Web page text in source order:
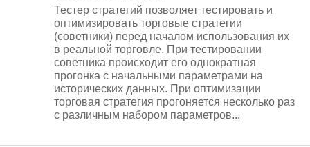
Тестер стратегий позволяет тестировать и
оптимизировать торговые стратегии
(советники) перед началом использования их
в реальной торговле. При тестировании
советника происходит его однократная
прогонка с начальными параметрами на
исторических данных. При оптимизации
торговая стратегия прогоняется несколько раз
с различным набором параметров...